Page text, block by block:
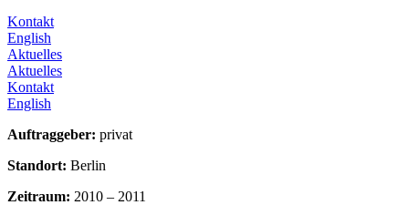
Kontakt
English
Aktuelles
Aktuelles
Kontakt
English
Auftraggeber: privat
Standort: Berlin
Zeitraum: 2010 – 2011